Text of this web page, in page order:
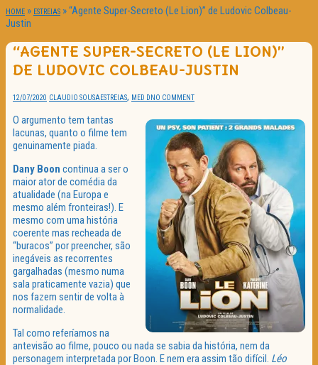
HOME » ESTREIAS »“Agente Super-Secreto (Le Lion)” de Ludovic Colbeau-
Justin
“AGENTE SUPER-SECRETO (LE LION)”
DE LUDOVIC COLBEAU-JUSTIN
12/07/2020 CLAUDIO SOUSAESTREIAS, MED D NO COMMENT
O argumento tem tantas
lacunas, quanto o filme tem
genuinamente piada.
Dany Boon continua a ser o
maior ator de comédia da
atualidade (na Europa e
mesmo além fronteiras!). E
mesmo com uma história
coerente mas recheada de
“buracos” por preencher, são
inegáveis as recorrentes
gargalhadas (mesmo numa
sala praticamente vazia) que
nos fazem sentir de volta à
normalidade.
Tal como referíamos na
antevisão ao filme, pouco ou nada se sabia da história, nem da
personagem interpretada por Boon. E nem era assim tão difícil. Léo